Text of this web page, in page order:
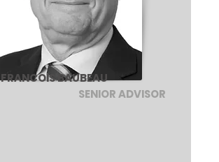
FRANCOIS BAUBEAU
SENIOR ADVISOR